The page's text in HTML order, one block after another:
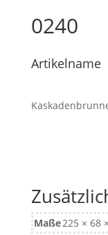
0240
Artikelname
Maße225 × 68